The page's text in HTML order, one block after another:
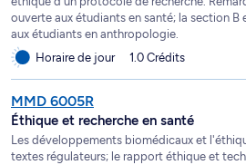
ouverte aux étudiants en santé; la section B
aux étudiants en anthropologie.
Horaire de jour
1.0 Crédits
MMD 6005R
Éthique et recherche en santé
Les développements biomédicaux et
textes régulateurs; le rapport éthique et